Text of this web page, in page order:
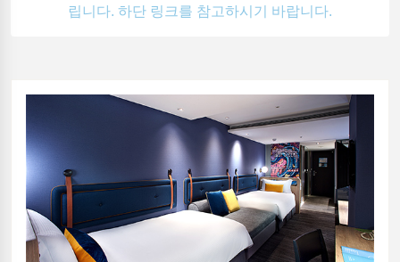
립니다. 하단 링크를 참고하시기 바랍니다.